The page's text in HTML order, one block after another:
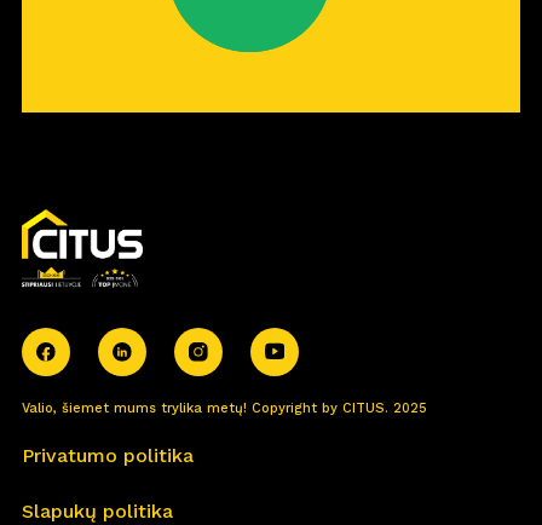
Valio, šiemet mums trylika metų! Copyright by CITUS. 2025
Privatumo politika
Slapukų politika